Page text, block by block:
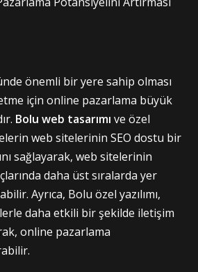
önemli bir yere sahip olması
için online pazarlama büyük
Bolu web tasarımı ve özel
web sitelerinin SEO dostu bir
sağlayarak, web sitelerinin
daha üst sıralarda yer
Ayrıca, Bolu özel yazılımı,
daha etkili bir şekilde iletişim
online pazarlama